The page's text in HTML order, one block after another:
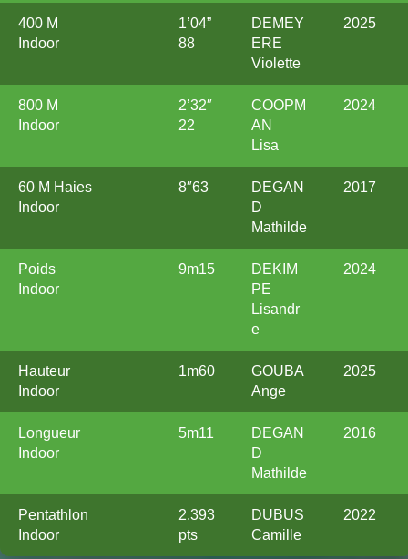
400 M
Indoor
1’04”
88
DEMEY
ERE
Violette
2025
800 M
Indoor
2’32″
22
COOPM
AN
Lisa
2024
60 M Haies
Indoor
8″63
DEGAN
D
Mathilde
2017
Poids
Indoor
9m15
DEKIM
PE
Lisandr
e
2024
Hauteur
Indoor
1m60
GOUBA
Ange
2025
Longueur
Indoor
5m11
DEGAN
D
Mathilde
2016
Pentathlon
Indoor
2.393
pts
DUBUS
Camille
2022